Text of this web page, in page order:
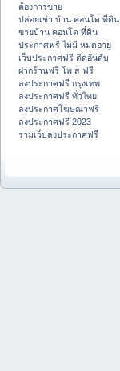
ต้องการขาย
ปล่อยเช่า บ้าน คอนโด ที่ดิน
ขายบ้าน คอนโด ที่ดิน
ประกาศฟรี ไม่มี หมดอายุ
เว็บประกาศฟรี ติดอันดับ
ฝากร้านฟรี โพ ส ฟรี
ลงประกาศฟรี กรุงเทพ
ลงประกาศฟรี ทั่วไทย
ลงประกาศโฆษณาฟรี
ลงประกาศฟรี 2023
รวมเว็บลงประกาศฟรี